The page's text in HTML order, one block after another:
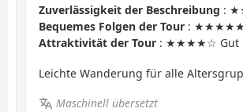
Zuverlässigkeit der Beschreibung :
Bequemes Folgen der Tour : ★★★★★
Attraktivität der Tour : ★★★★☆ Gut
Leichte Wanderung für alle
Maschinell übersetzt